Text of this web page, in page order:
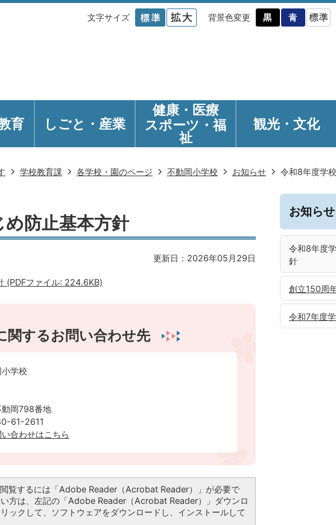
文字サイズ 背景色変更
育 しごと・産業
健康・医療
スポーツ・福
祉
観光・ 文化
学校教育課 各学校・園のページ 不動岡小学校 お知らせ 令和8年度学
防止基本方針
更新日：2026年05月29日
(PDFファイル: 224.6KB)
関するお問い合わせ先
学校
動岡798番地
61-2611
合わせはこちら
覧するには「Adobe Reader（Acrobat Reader）」が必要で
方は、左記の「Adobe Reader（Acrobat Reader）」ダウンロ
ックして、ソフトウェアをダウンロードし、インストールして
お知らせ
令和8年度
針
創立150周
令和7年度